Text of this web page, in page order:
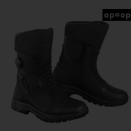
op=op